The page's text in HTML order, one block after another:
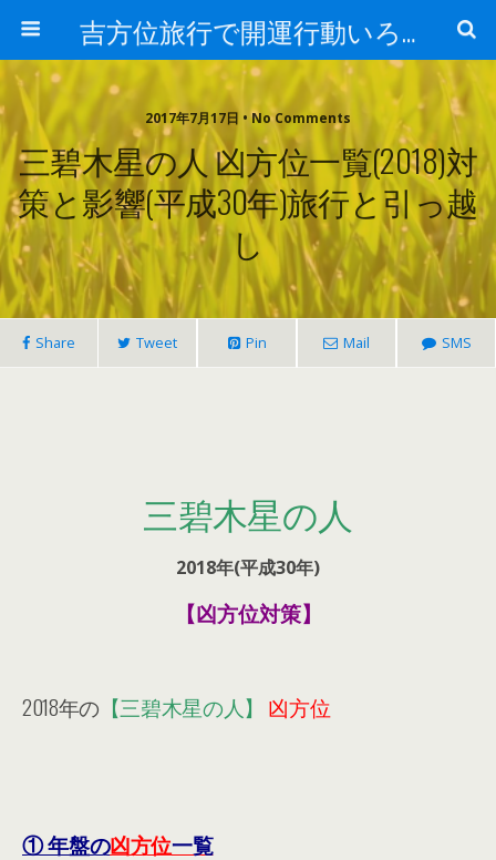
吉方位旅行で開運行動いろは（象意と効果）
2017年7月17日 • No Comments
三碧木星の人 凶方位一覧(2018)対
策と影響(平成30年)旅行と引っ越
し
Share Tweet Pin Mail SMS
三碧木星の人
2018年(平成30年)
【凶方位対策】
2018年の 【三碧木星の人】 凶方位
① 年盤の凶方位一覧